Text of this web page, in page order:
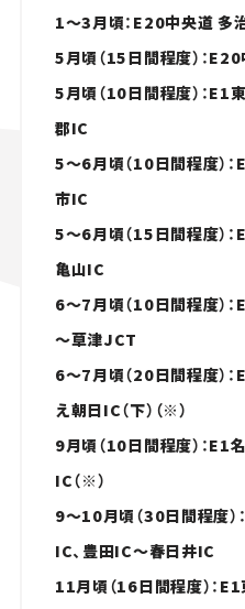
1～3月頃：E20中央道 多
5月頃（15日間程度）：
5月頃（10日間程度）：
郡IC
5～6月頃（10日間程度）
市IC
5～6月頃（15日間程度）
亀山IC
6～7月頃（10日間程度）
～草津JCT
6～7月頃（20日間程度）
え朝日IC（下）（※）
9月頃（10日間程度）：
IC（※）
9～10月頃（30日間程度
IC、豊田IC～春日井IC
11月頃（16日間程度）：